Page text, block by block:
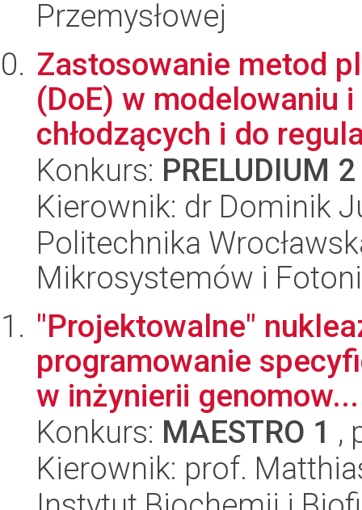
Przemysłowej
Zastosowanie metod
(DoE) w modelowaniu
chłodzących i do
Konkurs: PRELUDIUM 2
Kierownik: dr Dominik
Politechnika
Mikrosystemów i
"Projektowalne"
programowanie
w inżynierii genomow...
Konkurs: MAESTRO 1 ,
Kierownik: prof.